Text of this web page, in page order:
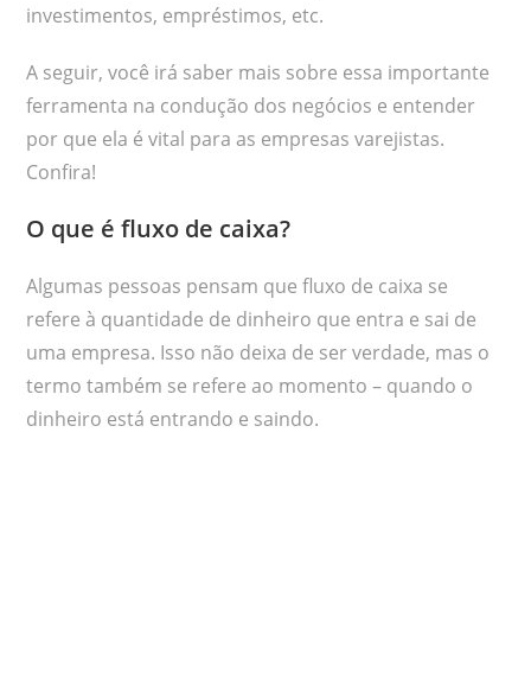
investimentos, empréstimos, etc.
A seguir, você irá saber mais sobre essa importante
ferramenta na condução dos negócios e entender
por que ela é vital para as empresas varejistas.
Confira!
O que é fluxo de caixa?
Algumas pessoas pensam que fluxo de caixa se
refere à quantidade de dinheiro que entra e sai de
uma empresa. Isso não deixa de ser verdade, mas o
termo também se refere ao momento – quando o
dinheiro está entrando e saindo.